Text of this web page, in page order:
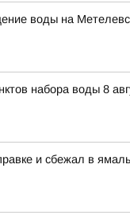
воды на
набора воды 8
и сбежал в